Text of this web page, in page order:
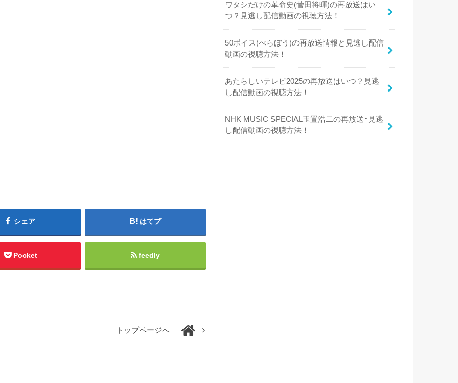
シェア はてブ
Pocket feedly
トップページへ
ワタシだけの革命史(菅田将暉)の再放送はい
つ？見逃し配信動画の視聴方法！
50ボイス(べらぼう)の再放送情報と見逃し配信
動画の視聴方法！
あたらしいテレビ2025の再放送はいつ？見逃
し配信動画の視聴方法！
NHK MUSIC SPECIAL玉置浩二の再放送･見逃
し配信動画の視聴方法！